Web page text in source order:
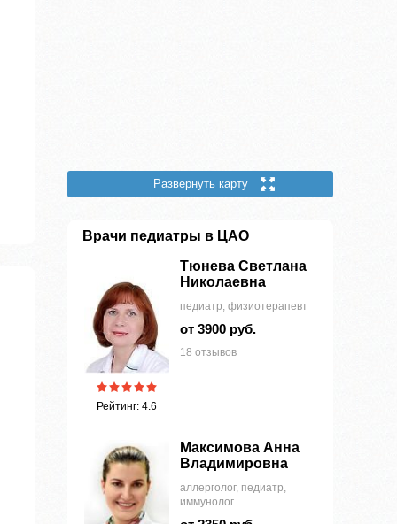
Развернуть карту
Врачи педиатры в ЦАО
Рейтинг: 4.6
Тюнева Светлана
Николаевна
педиатр, физиотерапевт
от 3900 руб.
18 отзывов
Максимова Анна
Владимировна
аллерголог, педиатр,
иммунолог